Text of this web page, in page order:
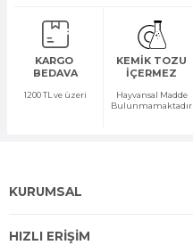
KARGO
BEDAVA
1200 TL ve üzeri
KEMİK TOZU
İÇERMEZ
Hayvansal Madde
Bulunmamaktadır
KURUMSAL
HIZLI ERİŞİM